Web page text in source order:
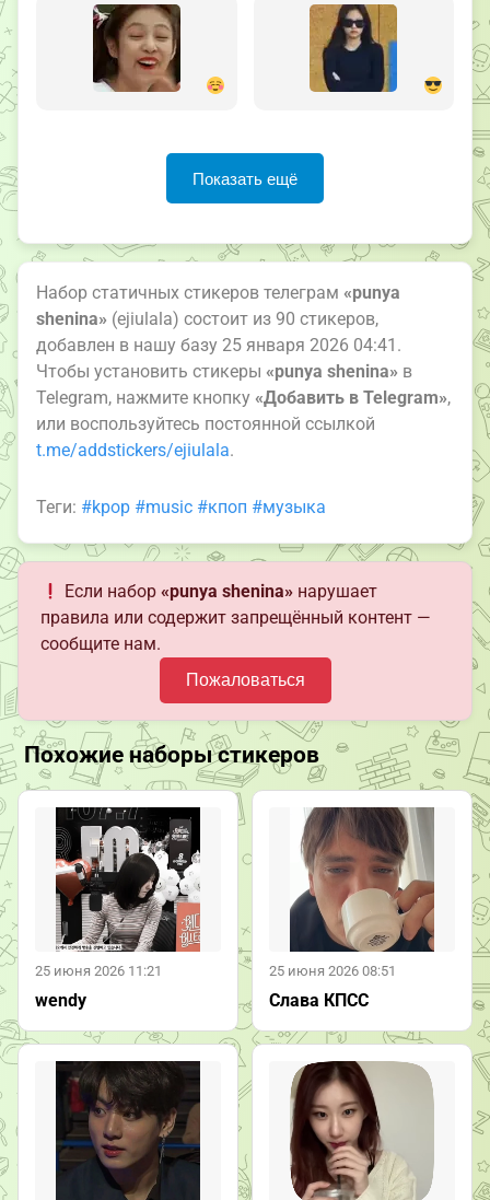
Показать ещё
Набор статичных стикеров телеграм «punya
shenina» (ejiulala) состоит из 90 стикеров,
добавлен в нашу базу 25 января 2026 04:41.
Чтобы установить стикеры «punya shenina» в
Telegram, нажмите кнопку «Добавить в Telegram»,
или воспользуйтесь постоянной ссылкой
t.me/addstickers/ejiulala.
Теги: #kpop #music #кпоп #музыка
Если набор«punya shenina» нарушает
правила или содержит запрещённый контент —
сообщите нам.
Пожаловаться
Похожие наборы стикеров
25 июня 2026 11:21
wendy
25 июня 2026 08:51
Слава КПСС